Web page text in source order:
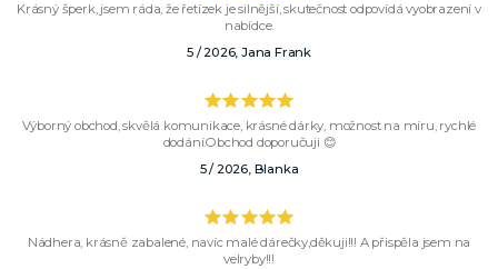
Krásný šperk, jsem ráda, že řetízek je silnější, skutečnost odpovídá vyobrazení v
nabídce.
5 / 2026, Jana Frank
Výborný obchod, skvělá komunikace, krásné dárky, možnost na míru, rychlé
dodání.Obchod doporučuji 😊
5 / 2026, Blanka
Nádhera, krásně zabalené, navíc malé dárečky,děkuji!!! A přispěla jsem na
velryby!!!